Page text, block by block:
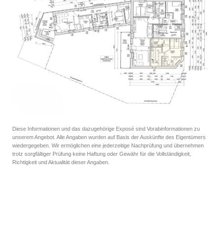
Diese Informationen und das dazugehörige Exposé sind Vorabinformationen zu
unserem Angebot. Alle Angaben wurden auf Basis der Auskünfte des Eigentümers
wiedergegeben. Wir ermöglichen eine jederzeitige Nachprüfung und übernehmen
trotz sorgfältiger Prüfung keine Haftung oder Gewähr für die Vollständigkeit,
Richtigkeit und Aktualität dieser Angaben.